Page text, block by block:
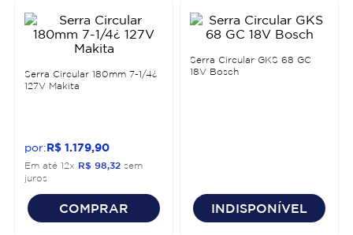
Serra Circular 180mm 7-1/4¿
127V Makita
R$ 1 179 90
Em até 12x R$ 98 32 sem
juros
COMPRAR
Serra Circular GKS 68 GC
18V Bosch
INDISPONÍVEL